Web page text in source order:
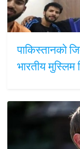
पाकिस्तानको
भारतीय मुस्लिम